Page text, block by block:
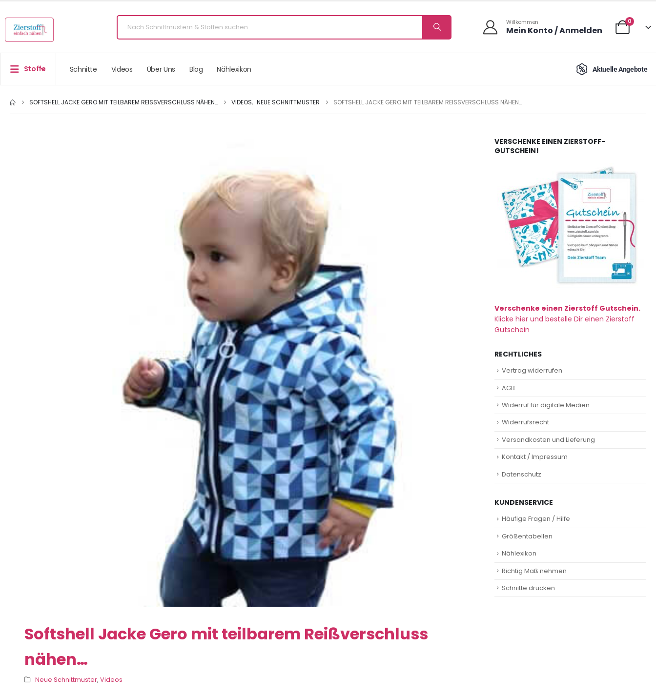
Willkommen
Mein Konto / Anmelden
0
Stoffe Schnitte Videos Über Uns Blog Nählexikon Aktuelle Angebote
SOFTSHELL JACKE GERO MIT TEILBAREM REISSVERSCHLUSS NÄHEN… VIDEOS, NEUE SCHNITTMUSTER SOFTSHELL JACKE GERO MIT TEILBAREM REISSVERSCHLUSS NÄHEN…
Softshell Jacke Gero mit teilbarem Reißverschluss
nähen…
Neue Schnittmuster, Videos
VERSCHENKE EINEN ZIERSTOFF-
GUTSCHEIN!
Verschenke einen Zierstoff Gutschein.
Klicke hier und bestelle Dir einen Zierstoff
Gutschein
RECHTLICHES
Vertrag widerrufen
AGB
Widerruf für digitale Medien
Widerrufsrecht
Versandkosten und Lieferung
Kontakt / Impressum
Datenschutz
KUNDENSERVICE
Häufige Fragen / Hilfe
Größentabellen
Nählexikon
Richtig Maß nehmen
Schnitte drucken